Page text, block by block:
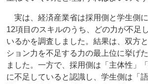
実は、経済産業省は採用側と学生側
12項目のスキルのうち、どの力が不足
いるかを調査しました。結果は、双方
ション力を不足する力の最上位に挙げ
ました。一方で、採用側は「主体性」
に不足していると認識し、学生側は「